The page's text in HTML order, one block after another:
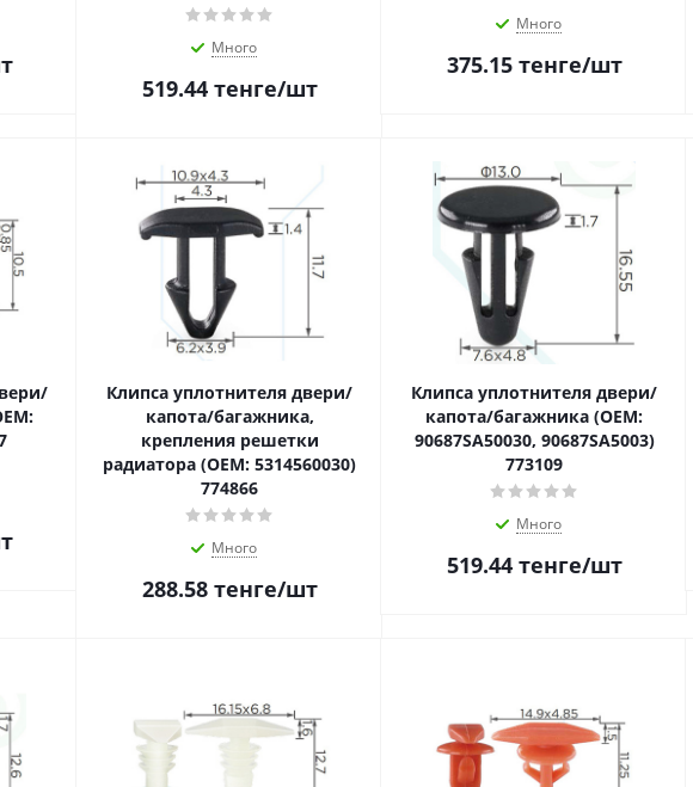
Много
519.44тенге/шт
Много
375.15тенге/шт
Клипса уплотнителя двери/
капота/багажника,
крепления решетки
радиатора (OEM: 5314560030)
774866
Много
288.58тенге/шт
Клипса уплотнителя двери/
капота/багажника (OEM:
90687SA50030, 90687SA5003)
773109
Много
519.44тенге/шт